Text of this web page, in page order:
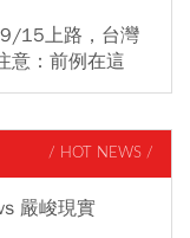
15上路，台灣
意：前例在這
/ HOT NEWS /
嚴峻現實